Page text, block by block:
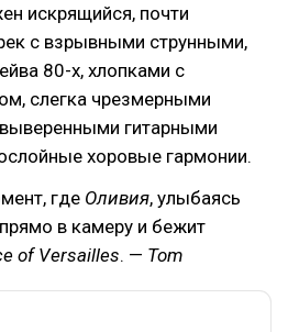
искрящийся, почти
с взрывными струнными,
80-х, хлопками с
слегка чрезмерными
гитарными
хоровые гармонии.
где Оливия, улыбаясь
в камеру и бежит
of Versailles. — Tom